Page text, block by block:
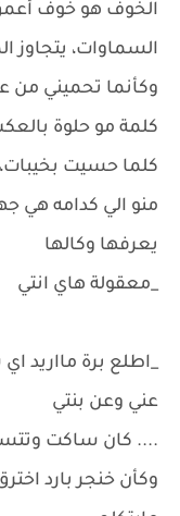
الخوف هو خوفٌ
السماوات، يتجاوز
وكأنما تحميني
كلمة مو حلوة
كلما حسيت
منو الي كدامه هي
يعرفها وكالها
_معقولة هاي انتي
_اطلع برة
عني وعن بنتي
.... كان ساكت
وكأن خنجر بارد